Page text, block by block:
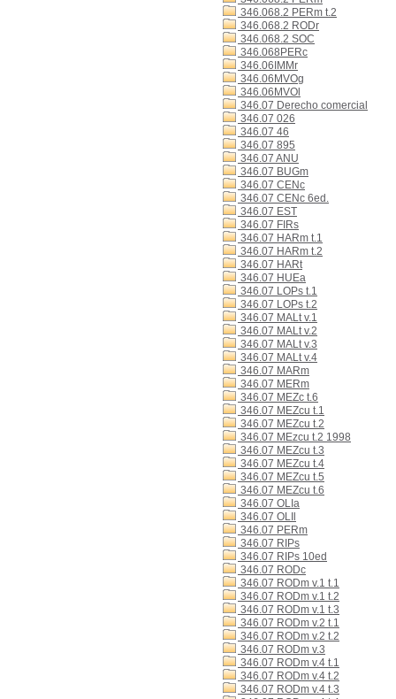
346.068.2 PERm t.2
346.068.2 RODr
346.068.2 SOC
346.068PERc
346.06IMMr
346.06MVOg
346.06MVOl
346.07 Derecho comercial
346.07 026
346.07 46
346.07 895
346.07 ANU
346.07 BUGm
346.07 CENc
346.07 CENc 6ed.
346.07 EST
346.07 FIRs
346.07 HARm t.1
346.07 HARm t.2
346.07 HARt
346.07 HUEa
346.07 LOPs t.1
346.07 LOPs t.2
346.07 MALt v.1
346.07 MALt v.2
346.07 MALt v.3
346.07 MALt v.4
346.07 MARm
346.07 MERm
346.07 MEZc t.6
346.07 MEZcu t.1
346.07 MEZcu t.2
346.07 MEzcu t.2 1998
346.07 MEZcu t.3
346.07 MEZcu t.4
346.07 MEZcu t.5
346.07 MEZcu t.6
346.07 OLIa
346.07 OLIl
346.07 PERm
346.07 RIPs
346.07 RIPs 10ed
346.07 RODc
346.07 RODm v.1 t.1
346.07 RODm v.1 t.2
346.07 RODm v.1 t.3
346.07 RODm v.2 t.1
346.07 RODm v.2 t.2
346.07 RODm v.3
346.07 RODm v.4 t.1
346.07 RODm v.4 t.2
346.07 RODm v.4 t.3